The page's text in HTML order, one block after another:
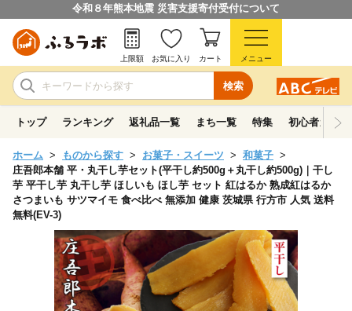
令和８年熊本地震 災害支援寄付受付について
検索
上限額 お気に入り カート メニュー
トップ ランキング 返礼品一覧 まち一覧 特集 初心者ガイド
ホーム ものから探す お菓子・スイーツ
和菓子
庄吾郎本舗 平・丸干し芋セット(平干し約500g＋丸干し約500g)｜干し
芋 平干し芋 丸干し芋 ほしいも ほし芋 セット 紅はるか 熟成紅はるか
さつまいも サツマイモ 食べ比べ 無添加 健康 茨城県 行方市 人気 送料
無料(EV-3)